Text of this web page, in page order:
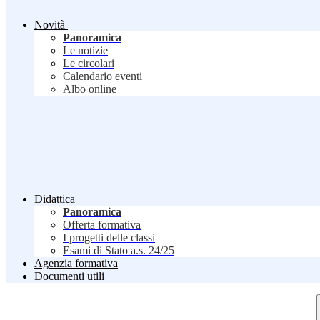
Novità
Panoramica
Le notizie
Le circolari
Calendario eventi
Albo online
Didattica
Panoramica
Offerta formativa
I progetti delle classi
Esami di Stato a.s. 24/25
Agenzia formativa
Documenti utili